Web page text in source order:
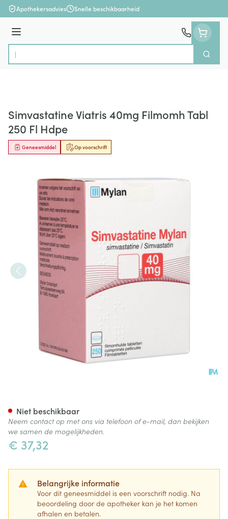
Ga naar de inhoud
Apothekersadvies Snelle beschikbaarheid
Menu
Product, merk, categorie...
Zoek
Simvastatine Viatris 40mg Filmomh Tabl
250 Fl Hdpe
Op voorschrift
Geneesmiddel
€ 37,32
Belangrijke informatie
Voor dit geneesmiddel is een voorschrift nodig. Na
beoordeling door de apotheker kan je het komen
afhalen en betalen.
Niet beschikbaar
Neem contact op met ons via telefoon of e-mail, dan bekijken
we samen de mogelijkheden.